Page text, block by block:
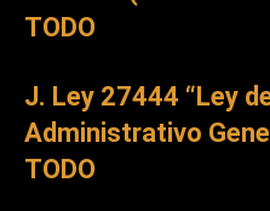
TODO
J. Ley 27444 “Ley
Administrativo
TODO